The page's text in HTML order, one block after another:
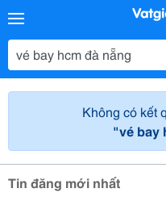
Không có kết
"vé bay
Tin đăng mới nhất